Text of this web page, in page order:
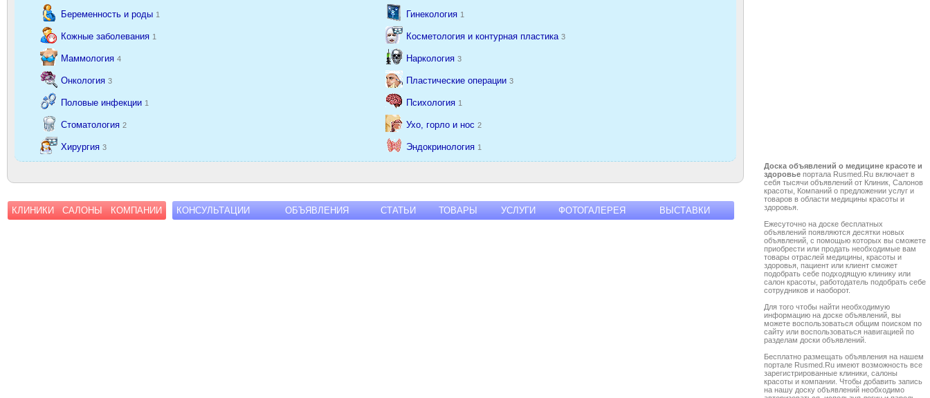
Доска объявлений о медицине красоте и
здоровье портала Rusmed.Ru включает в
себя тысячи объявлений от Клиник, Салонов
красоты, Компаний о предложении услуг и
товаров в области медицины красоты и
здоровья.
Ежесуточно на доске бесплатных
объявлений появляются десятки новых
объявлений, с помощью которых вы сможете
приобрести или продать необходимые вам
товары отраслей медицины, красоты и
здоровья, пациент или клиент сможет
подобрать себе подходящую клинику или
салон красоты, работодатель подобрать себе
сотрудников и наоборот.
Для того чтобы найти необходимую
информацию на доске объявлений, вы
можете воспользоваться общим поиском по
сайту или воспользоваться навигацией по
разделам доски объявлений.
Бесплатно размещать объявления на нашем
портале Rusmed.Ru имеют возможность все
зарегистрированные клиники, салоны
красоты и компании. Чтобы добавить запись
на нашу доску объявлений необходимо
Беременность и роды 1 Гинекология 1
Кожные заболевания 1 Косметология и контурная пластика 3
Маммология 4 Наркология 3
Онкология 3 Пластические операции 3
Половые инфекции 1 Психология 1
Стоматология 2 Ухо, горло и нос 2
Хирургия 3 Эндокринология 1
КЛИНИКИ САЛОНЫ КОМПАНИИ КОНСУЛЬТАЦИИ ОБЪЯВЛЕНИЯ СТАТЬИ ТОВАРЫ УСЛУГИ ФОТОГАЛЕРЕЯ ВЫСТАВКИ